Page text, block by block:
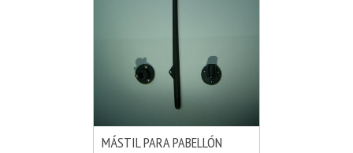
MÁSTIL PARA PABELLÓN